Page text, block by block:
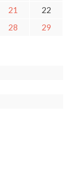
21
22
28
29